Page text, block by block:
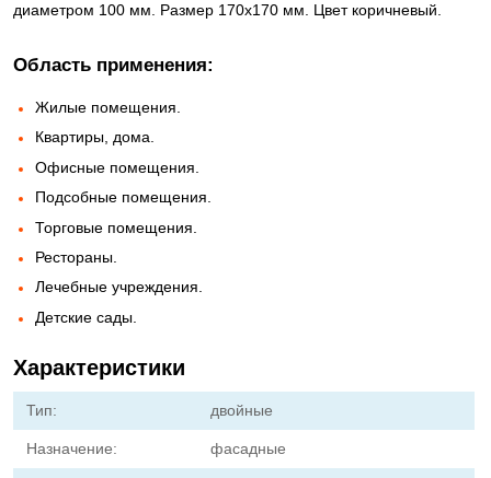
диаметром 100 мм. Размер 170х170 мм. Цвет коричневый.
Область применения:
Жилые помещения.
Квартиры, дома.
Офисные помещения.
Подсобные помещения.
Торговые помещения.
Рестораны.
Лечебные учреждения.
Детские сады.
Характеристики
Тип: двойные
Назначение: фасадные